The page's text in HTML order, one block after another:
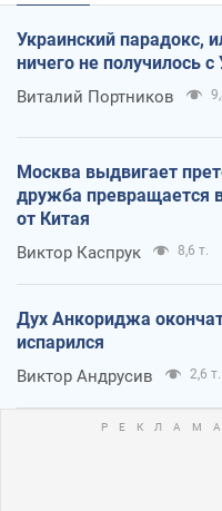
Украинский парадокс,
ничего не получилось с
Виталий Портников
Москва выдвигает
дружба превращается
от Китая
Виктор Каспрук 8,6 т.
Дух Анкориджа
испарился
Виктор Андрусив 2,6 т.